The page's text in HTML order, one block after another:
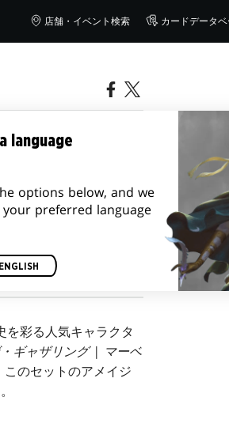
店舗・イベント検索 カードデータ
ベル
カード
を彩る人気キャラクタ
・ギャザリング | マーベ
のセットのアメイジ
language
options below, and we
preferred language
ENGLISH